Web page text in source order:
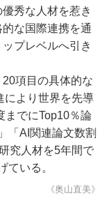
秀な人材を惹き
な国際連携を通
プレベルへ引き
項目の具体的な
により世界を先導
までにTop10％論
「AI関連論文数割
究人材を5年間で
ている。
《奥山直美》